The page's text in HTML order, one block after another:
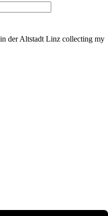
der Altstadt Linz collecting my